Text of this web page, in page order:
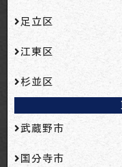
足立区
江東区
杉並区
武蔵野市
国分寺市